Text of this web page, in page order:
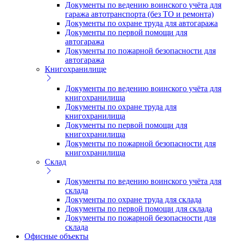
Документы по ведению воинского учёта для
гаража автотранспорта (без ТО и ремонта)
Документы по охране труда для автогаража
Документы по первой помощи для
автогаража
Документы по пожарной безопасности для
автогаража
Книгохранилище
Документы по ведению воинского учёта для
книгохранилища
Документы по охране труда для
книгохранилища
Документы по первой помощи для
книгохранилища
Документы по пожарной безопасности для
книгохранилища
Склад
Документы по ведению воинского учёта для
склада
Документы по охране труда для склада
Документы по первой помощи для склада
Документы по пожарной безопасности для
склада
Офисные объекты